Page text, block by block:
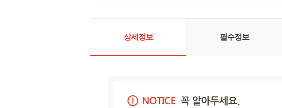
환경 도라지를 재배하여 무농약인
가공품 대상 및 경기도농어민대상
을 받았습니다. 또한 선도 농업인으
습니다. 농산물 재배에서 가공까지
상세정보 필수정보